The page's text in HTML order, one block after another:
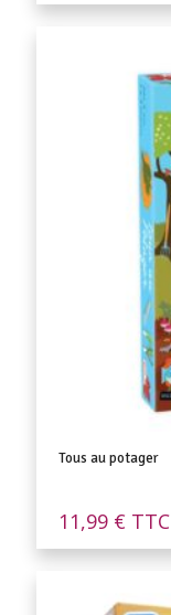
Tous au potager
11,99 € TTC